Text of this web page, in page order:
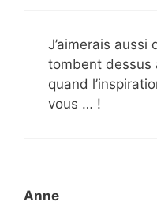
J’aimerais aussi
tombent dessus
quand
vous … !
Anne